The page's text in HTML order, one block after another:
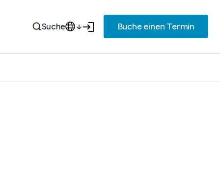
Suche Buche einen Termin